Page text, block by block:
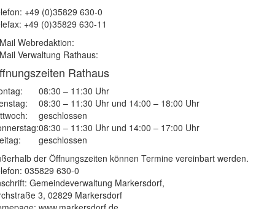
+49 (0)35829 630-0
+49 (0)35829 630-11
Webredaktion:
Verwaltung Rathaus:
Rathaus
08:30 – 11:30 Uhr
08:30 – 11:30 Uhr und 14:00 – 18:00 Uhr
geschlossen
08:30 – 11:30 Uhr und 14:00 – 17:00 Uhr
geschlossen
der Öffnungszeiten können Termine vereinbart werden.
035829 630-0
Gemeindeverwaltung Markersdorf,
3, 02829 Markersdorf